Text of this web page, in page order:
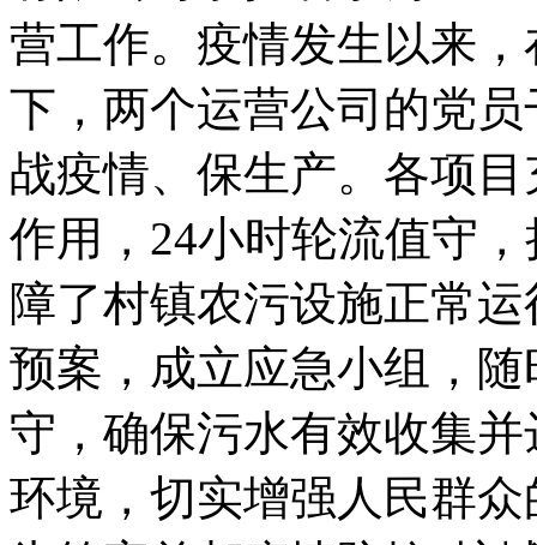
营工作。疫情发生以来
下，两个运营公司的党
战疫情、保生产。各项
作用，24小时轮流值守
障了村镇农污设施正常
预案，成立应急小组，
守，确保污水有效收集
环境，切实增强人民群